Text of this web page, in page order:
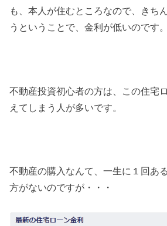
も、本人が住むところなので、きち
うということで、金利が低いのです。
不動産投資初心者の方は、この住宅
えてしまう人が多いです。
不動産の購入なんて、一生に１回あ
方がないのですが・・・